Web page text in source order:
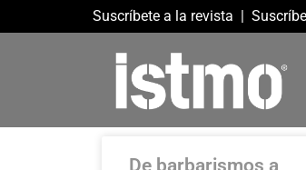
Suscríbete a la revista |
De barbarismos a